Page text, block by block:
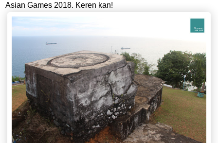
Asian Games 2018. Keren kan!